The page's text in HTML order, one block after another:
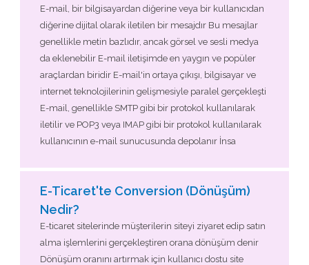
E-mail, bir bilgisayardan diğerine veya bir kullanıcıdan
diğerine dijital olarak iletilen bir mesajdır Bu mesajlar
genellikle metin bazlıdır, ancak görsel ve sesli medya
da eklenebilir E-mail iletişimde en yaygın ve popüler
araçlardan biridir E-mail'in ortaya çıkışı, bilgisayar ve
internet teknolojilerinin gelişmesiyle paralel gerçekleşti
E-mail, genellikle SMTP gibi bir protokol kullanılarak
iletilir ve POP3 veya IMAP gibi bir protokol kullanılarak
kullanıcının e-mail sunucusunda depolanır İnsa
E-Ticaret'te Conversion (Dönüşüm)
Nedir?
E-ticaret sitelerinde müşterilerin siteyi ziyaret edip satın
alma işlemlerini gerçekleştiren orana dönüşüm denir
Dönüşüm oranını artırmak için kullanıcı dostu site